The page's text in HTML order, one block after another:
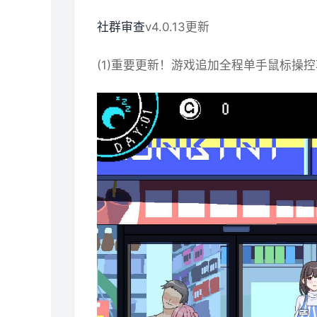
社群审查v4.0.13更新
(1)重要更新！游戏追加全程单手鼠标操